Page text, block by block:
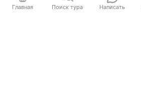
Главная Поиск тура Написать